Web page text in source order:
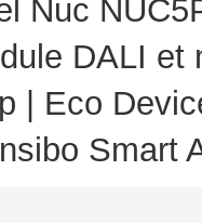
Nuc
DALI
| Eco
Smart